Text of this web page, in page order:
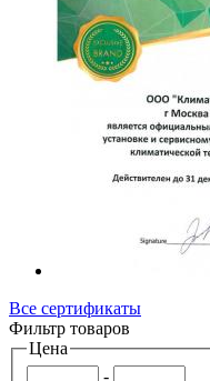
Все сертификаты
Фильтр товаров
Цена
-